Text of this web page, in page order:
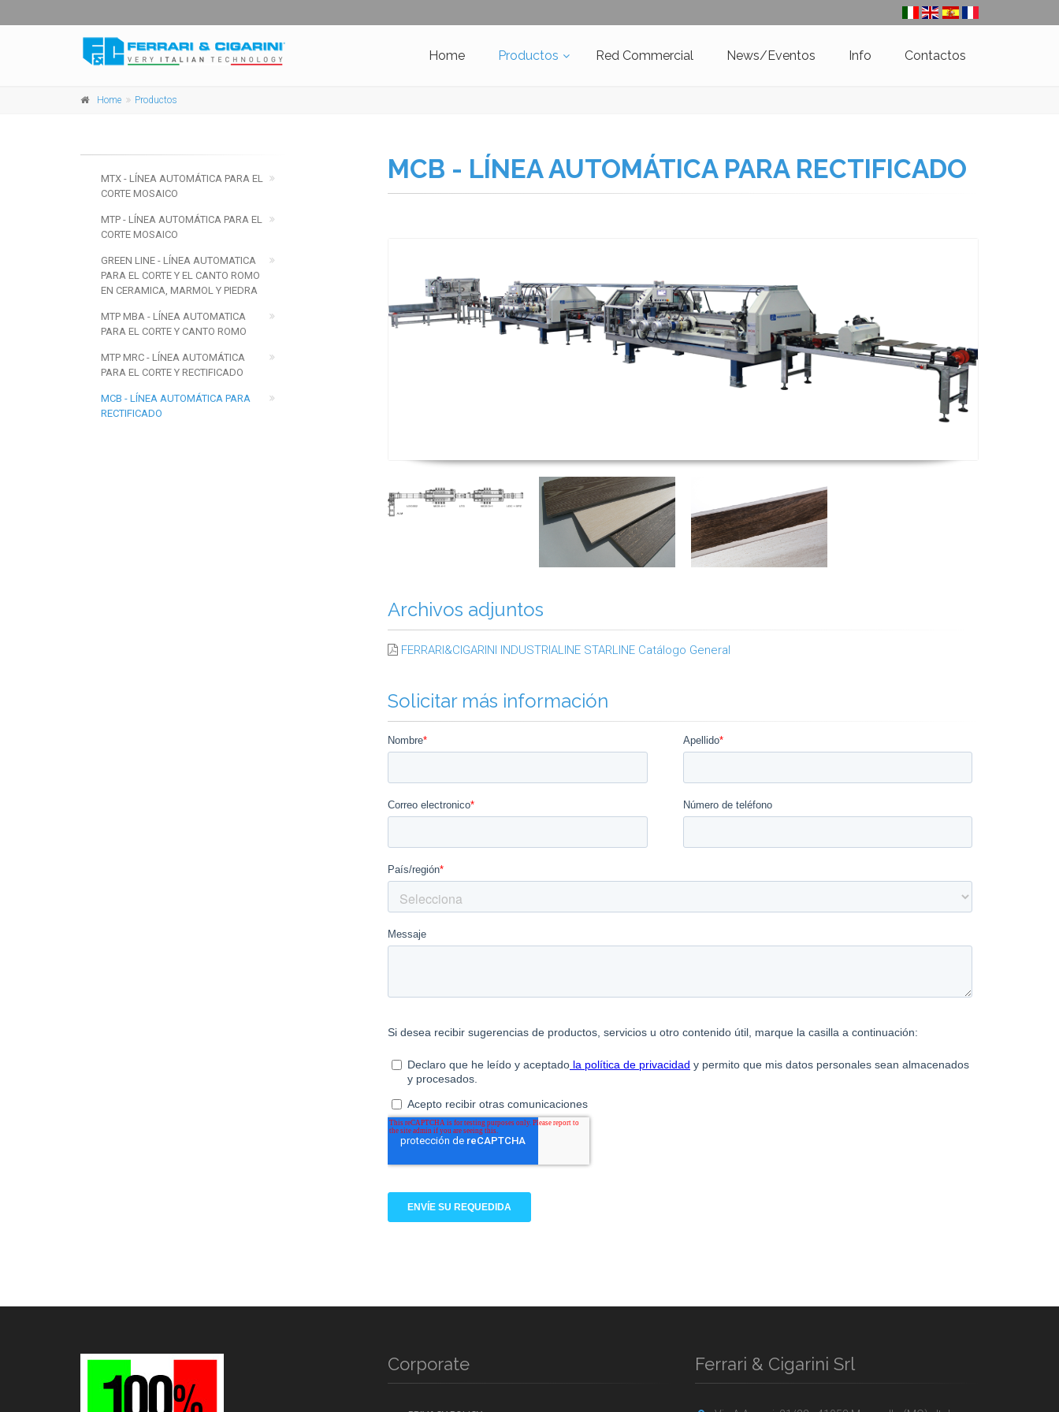
Home Productos Red Commercial News/Eventos Info Contactos
Home Productos
MCB - LÍNEA AUTOMÁTICA PARA RECTIFICADO
Archivos adjuntos
FERRARI&CIGARINI INDUSTRIALINE STARLINE Catálogo General
Solicitar más información
MTX - LÍNEA AUTOMÁTICA PARA EL
CORTE MOSAICO
MTP - LÍNEA AUTOMÁTICA PARA EL
CORTE MOSAICO
GREEN LINE - LÍNEA AUTOMATICA
PARA EL CORTE Y EL CANTO ROMO
EN CERAMICA, MARMOL Y PIEDRA
MTP MBA - LÍNEA AUTOMATICA
PARA EL CORTE Y CANTO ROMO
MTP MRC - LÍNEA AUTOMÁTICA
PARA EL CORTE Y RECTIFICADO
MCB - LÍNEA AUTOMÁTICA PARA
RECTIFICADO
Corporate Ferrari & Cigarini Srl